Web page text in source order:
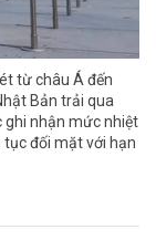
từ châu Á đến
Bản trải qua
ghi nhận mức nhiệt
đối mặt với hạn